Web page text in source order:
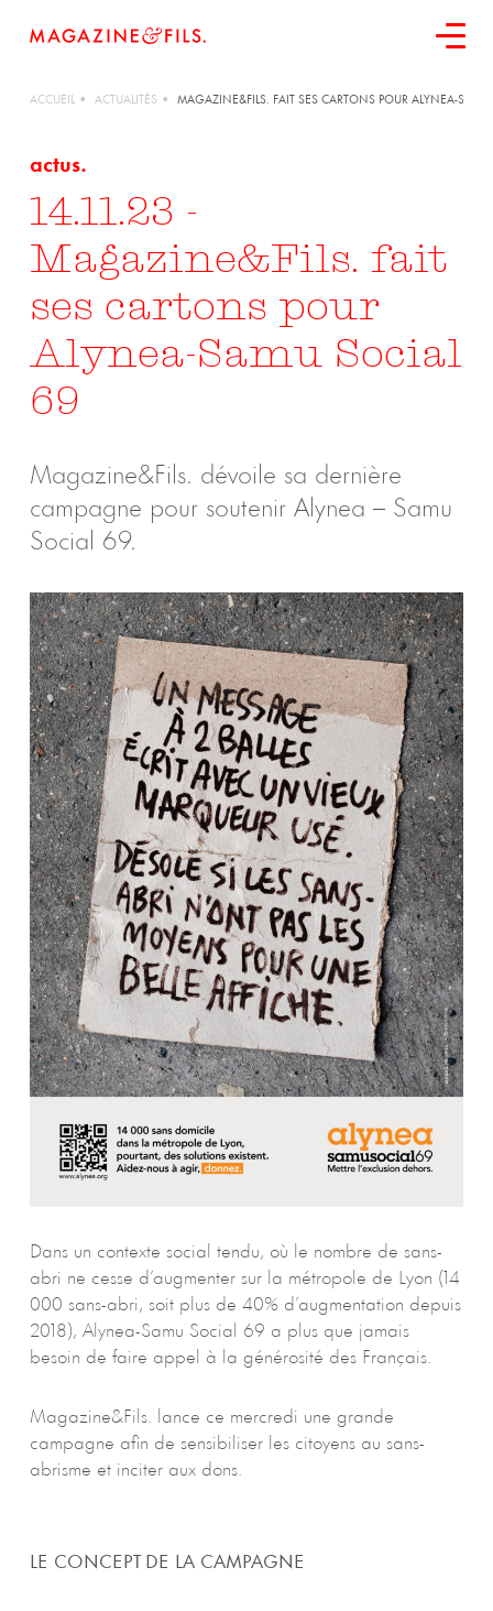
contactez-nous
ACCUEIL ACTUALITÉS MAGAZINE&FILS. FAIT SES CARTONS POUR ALYNEA-
actus.
14.11.23 -
Magazine&Fils. fait
ses cartons pour
Alynea-Samu Social
69
Magazine&Fils. dévoile sa dernière
campagne pour soutenir Alynea – Samu
Social 69.
Dans un contexte social tendu, où le nombre de sans-
abri ne cesse d’augmenter sur la métropole de Lyon (14
000 sans-abri, soit plus de 40% d’augmentation depuis
2018), Alynea-Samu Social 69 a plus que jamais
besoin de faire appel à la générosité des Français.
Magazine&Fils. lance ce mercredi une grande
campagne afin de sensibiliser les citoyens au sans-
abrisme et inciter aux dons.
LE CONCEPT DE LA CAMPAGNE